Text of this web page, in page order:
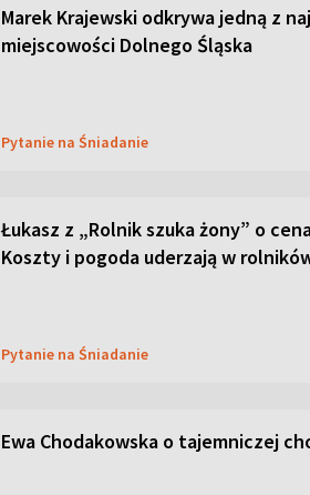
Marek Krajewski odkrywa jedną z
miejscowości Dolnego Śląska
Pytanie na Śniadanie
Łukasz z „Rolnik szuka żony” o
Koszty i pogoda uderzają w
Pytanie na Śniadanie
Ewa Chodakowska o tajemniczej